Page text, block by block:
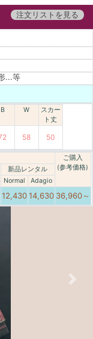
注文リストを見る
...等
B W
スカー
ト丈
58 50
ご購入
(参考価格)
新品レンタル
Normal Adagio
12,430 14,630 36,960～
Next